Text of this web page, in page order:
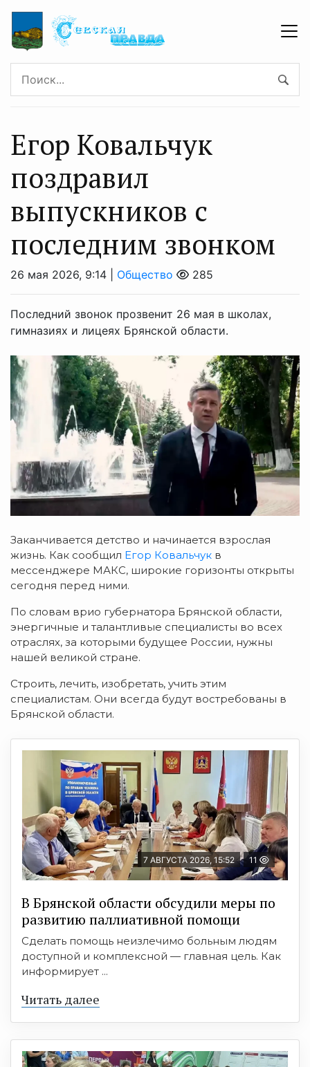
Егор Ковальчук
поздравил
выпускников с
последним звонком
26 мая 2026, 9:14 | Общество 285
Последний звонок прозвенит 26 мая в школах,
гимназиях и лицеях Брянской области.
Заканчивается детство и начинается взрослая
жизнь. Как сообщил Егор Ковальчук в
мессенджере МАКС, широкие горизонты открыты
сегодня перед ними.
По словам врио губернатора Брянской области,
энергичные и талантливые специалисты во всех
отраслях, за которыми будущее России, нужны
нашей великой стране.
Строить, лечить, изобретать, учить этим
специалистам. Они всегда будут востребованы в
Брянской области.
7 АВГУСТА 2026, 15:52 11
В Брянской области обсудили меры по
развитию паллиативной помощи
Сделать помощь неизлечимо больным людям
доступной и комплексной — главная цель. Как
информирует ...
Читать далее